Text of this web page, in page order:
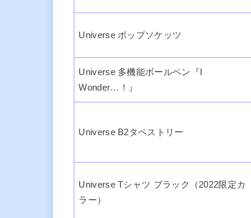
Universe ポップソケッツ
Universe 多機能ボールペン『I
Wonder…！』
Universe B2タペストリー
Universe Tシャツ ブラック（2022限定カ
ラー）